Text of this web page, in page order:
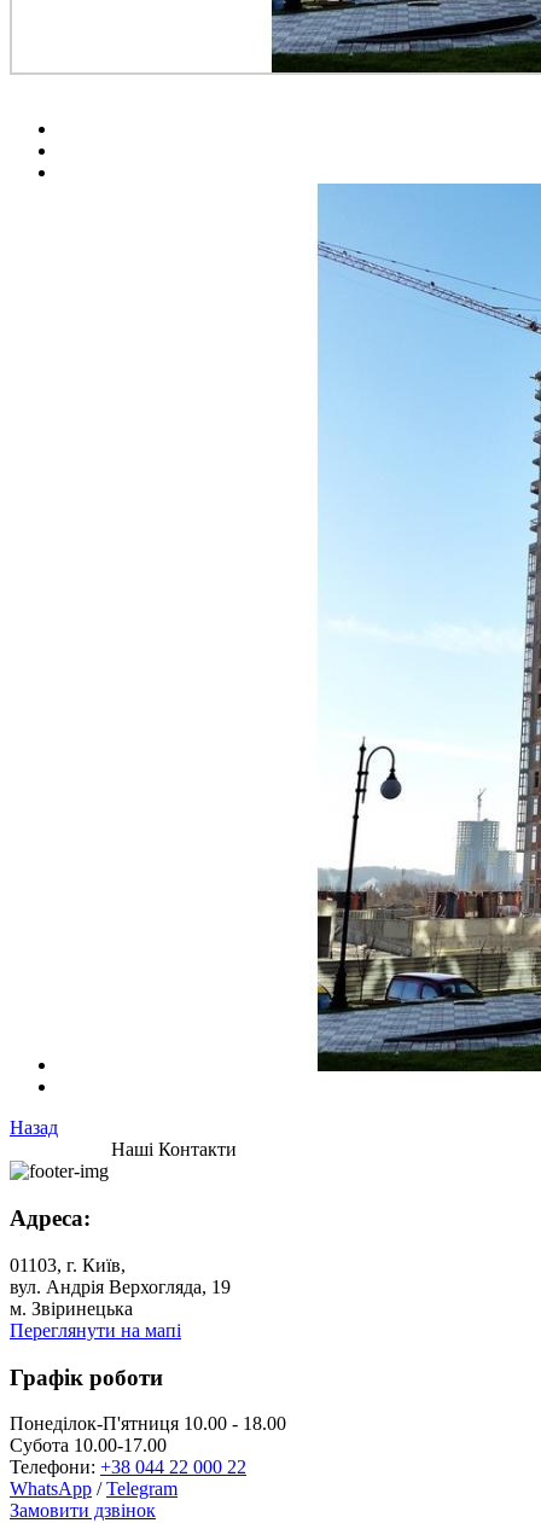
Назад
Наші Контакти
Адреса:
01103, г. Київ,
вул. Андрія Верхогляда, 19
м. Звіринецька
Переглянути на мапі
Графік роботи
Понеділок-П'ятниця 10.00 - 18.00
Субота 10.00-17.00
Телефони: +38 044 22 000 22
WhatsApp /Telegram
Замовити дзвінок